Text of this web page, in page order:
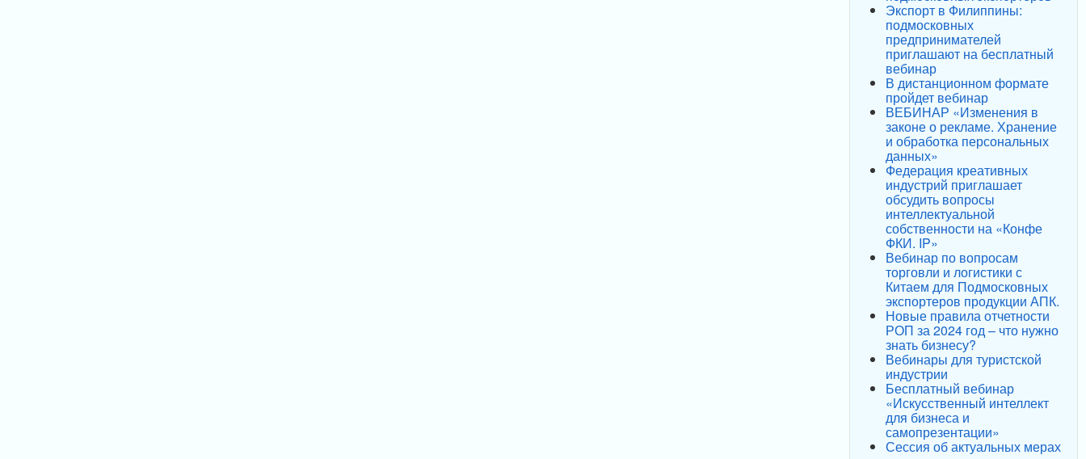
Экспорт в Филиппины:
подмосковных
предпринимателей
приглашают на бесплатный
вебинар
В дистанционном формате
пройдет вебинар
ВЕБИНАР «Изменения в
законе о рекламе. Хранение
и обработка персональных
данных»
Федерация креативных
индустрий приглашает
обсудить вопросы
интеллектуальной
собственности на «Конфе
ФКИ. IP»
Вебинар по вопросам
торговли и логистики с
Китаем для Подмосковных
экспортеров продукции АПК.
Новые правила отчетности
РОП за 2024 год – что нужно
знать бизнесу?
Вебинары для туристской
индустрии
Бесплатный вебинар
«Искусственный интеллект
для бизнеса и
самопрезентации»
Сессия об актуальных мерах